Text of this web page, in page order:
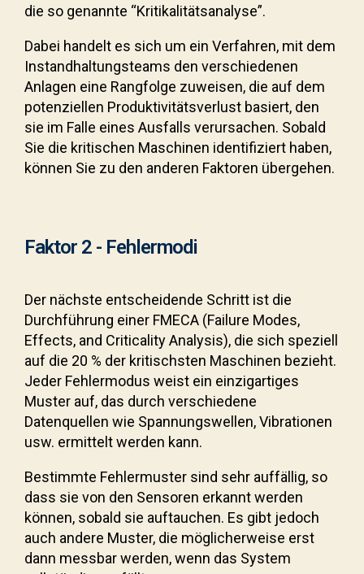
die so genannte “Kritikalitätsanalyse”.
Dabei handelt es sich um ein Verfahren, mit dem
Instandhaltungsteams den verschiedenen
Anlagen eine Rangfolge zuweisen, die auf dem
potenziellen Produktivitätsverlust basiert, den
sie im Falle eines Ausfalls verursachen. Sobald
Sie die kritischen Maschinen identifiziert haben,
können Sie zu den anderen Faktoren übergehen.
Faktor 2 - Fehlermodi
Der nächste entscheidende Schritt ist die
Durchführung einer FMECA (Failure Modes,
Effects, and Criticality Analysis), die sich speziell
auf die 20 % der kritischsten Maschinen bezieht.
Jeder Fehlermodus weist ein einzigartiges
Muster auf, das durch verschiedene
Datenquellen wie Spannungswellen, Vibrationen
usw. ermittelt werden kann.
Bestimmte Fehlermuster sind sehr auffällig, so
dass sie von den Sensoren erkannt werden
können, sobald sie auftauchen. Es gibt jedoch
auch andere Muster, die möglicherweise erst
dann messbar werden, wenn das System